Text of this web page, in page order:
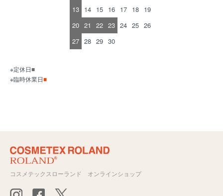
13 14 15 16 17 18 19
20 21 22 23 24 25 26
27 28 29 30
※定休日■
※臨時休業日■
コスメテックスローランド オンラインショップ